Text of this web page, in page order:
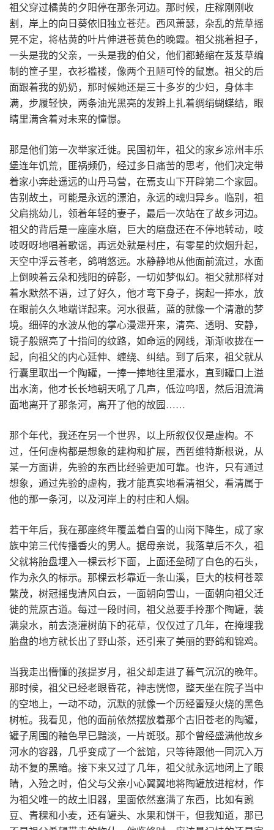
祖父穿过橘黄的夕阳停在那条河边。那时候，庄稼刚刚收
割，岸上的向日葵依旧独立苍茫。西风萧瑟，杂乱的荒草摇
晃不定，将枯黄的叶片伸进苍黄色的晚霞。祖父挑着担子，
一头是我的父亲，一头是我的伯父，他们都蜷缩在芨芨草编
制的筐子里，衣衫褴褛，像两个丑陋可怜的鼠崽。祖父的后
面跟着我的奶奶，那时候她还是三十多岁的少妇，身体丰
满，步履轻快，两条油光黑亮的发辫上扎着绸绢蝴蝶结，眼
睛里满含着对未来的憧憬。
那是他们第一次举家迁徙。民国初年，祖父的家乡凉州丰乐
堡连年饥荒，匪祸频仍，经过多日痛苦的思考，他们决定带
着家小奔赴遥远的山丹马营，在焉支山下开辟第二个家园。
告别故土，可能是永远的漂泊，永远的魂归异乡。临别，祖
父肩挑幼儿，领着年轻的妻子，最后一次站在了故乡河边。
祖父的背后是一座座水磨，巨大的磨盘还在不停地转动，吱
吱呀呀地唱着歌谣，再远处就是村庄，有零星的炊烟升起，
天空中浮云苍老，鸽哨悠远。水静静地从他面前流过，水面
上倒映着云朵和残阳的碎影，一切如梦似幻。祖父就那样对
着水默然不语，过了好久，他才弯下身子，掬起一捧水，放
在眼前久久地端详起来。河水很蓝，蓝的就像一个清澈的梦
境。细碎的水波从他的掌心漫漶开来，清亮、透明、安静，
镜子般照亮了十指间的纹路，如命运的网线，渐渐收拢在一
起，向祖父的内心延伸、缠绕、纠结。到了后来，祖父就从
行囊里取出一个陶罐，一捧一捧地往里灌水，直到罐口上溢
出水滴，他才长长地朝天吼了几声，低泣呜咽，然后泪流满
面地离开了那条河，离开了他的故园……
那个年代，我还在另一个世界，以上所叙仅仅是虚构。不
过，任何虚构都是想象的建构和扩展，西哲维特斯根说，从
某一方面讲，先验的东西比经验更加可靠。也许，只有通过
想象，通过先验的虚构，我才能真实地看清祖父，看清属于
他的那一条河，以及河岸上的村庄和人烟。
若干年后，我在那座终年覆盖着白雪的山岗下降生，成了家
族中第三代传播香火的男人。据母亲说，我落草后不久，祖
父就将胎盘埋入一棵云杉下面，上面还垒砌了白色的石头，
作为永久的标示。那棵云杉靠近一条山溪，巨大的枝柯苍翠
繁茂，树冠摇曳清风白云，一面朝向雪山，一面朝向祖父迁
徙的荒原古道。每过一段时间，祖父总要手拎那个陶罐，装
满泉水，前去浇灌树荫下的花草，仅仅过了几年，在掩埋我
胎盘的地方就长出了野山茶，还引来了美丽的野鸽和锦鸡。
当我走出懵懂的孩提岁月，祖父却走进了暮气沉沉的晚年。
那时候，祖父已经老眼昏花，神志恍惚，整天坐在院子当中
的空地上，一动不动，沉默的就像一个历经雷殛火烧的黑色
树桩。我看见，他的面前依然摆放着那个古旧苍老的陶罐，
罐子周围的釉色早已黯淡，一片斑驳。那个曾经盛满他故乡
河水的容器，几乎变成了一个瓮馆，只等待跟他一同沉入万
劫不复的黑暗。接下来又过了几年，祖父就永远地闭上了眼
睛，入殓之时，伯父与父亲小心翼翼地将陶罐放进棺材，作
为祖父唯一的故土旧器，里面依然塞满了东西，比如有豌
豆、青稞和小麦，还有罐头、水果和饼干，但我知道，那已